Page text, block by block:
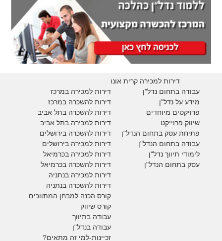
דירות למכירה קרית אונו
דירות למכירה במרכז
דירות להשכרה במרכז
דירות להשכרה בתל אביב
דירות למכירה בתל אביב
דירות להשכרה בירושלים
דירות למכירה בירושלים
דירות למכירה בכרמיאל
דירות להשכרה בכרמיאל
דירות למכירה בנתניה
דירות להשכרה בנתניה
קורס הכנה למבחן המתווכים
קורס שיווק
עבודה בתיווך
עבודה בנדל"ן
זכיינות-למי זה מתאים?
עבודה בתחום נדל"ן
מידע על נדל"ן
פרויקטים מיוחדים
שיווק פרוייקט
פתיחת עסק בתחום הנדל"ן
עבודה בתחום הנדל"ן
לימודי תיווך נדל"ן
עסק בתחום הנדל"ן